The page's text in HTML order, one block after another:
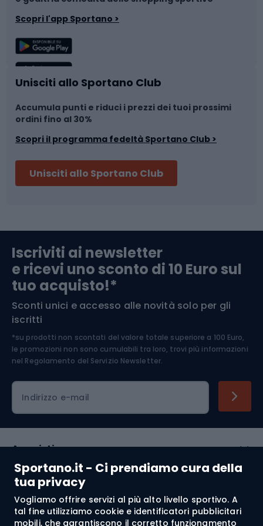
Sportano.it - Ci prendiamo cura della
tua privacy
Vogliamo offrire servizi al più alto livello sportivo. A
tal fine utilizziamo cookie e identificatori pubblicitari
mobili, che garantiscono il corretto funzionamento
Corsa
Sport di squadra
Caschi da ciclismo
Skitouring
Abbigliamento da escursionismo
Snowboard
Camminata nordica
Nuoto
Pattinaggio
Componenti per biciclette
Arrampicata
Medicina dello sport
Abbigliamento ciclistico
Scopri l'app Sportano >
Unisciti allo Sportano Club
Accumula punti e riduci i prezzi dei tuoi prossimi
ordini fino al 30%
Scopri il programma fedeltà Sportano Club >
Unisciti allo Sportano Club
Iscriviti ai newsletter
e ricevi uno sconto di 10 Euro sul
tuo acquisto!*
Sconti unici e accesso alle novità solo per gli
iscritti
*su prodotti non scontati del valore totale superiore a 100 Euro,
le promozioni non sono cumulabili tra loro, trovi più informazioni
nel Regolamento del Servizio Newsletter.
Indirizzo e-mail
Acquisti
Servizio clienti
Regolamento